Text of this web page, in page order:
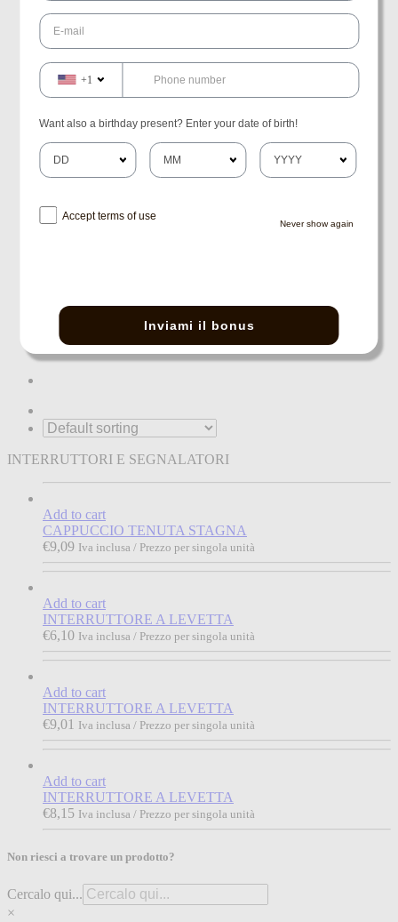
MOTORE
LUBRIFICAZIONE
LUBRIFICAZIONE
SPECCHI RETROVISORI
MOTORI COMPLETI
TRATTORINI
SEDILE
INTERRUTTORI E SEGNALATORI
Add to cart
CAPPUCCIO TENUTA STAGNA
€9,09 Iva inclusa / Prezzo per singola unità
Add to cart
INTERRUTTORE A LEVETTA
€6,10 Iva inclusa / Prezzo per singola unità
Add to cart
INTERRUTTORE A LEVETTA
€9,01 Iva inclusa / Prezzo per singola unità
Add to cart
INTERRUTTORE A LEVETTA
€8,15 Iva inclusa / Prezzo per singola unità
Non riesci a trovare un prodotto?
Cercalo qui...
×
+1
Want also a birthday present? Enter your date of birth!
Accept terms of use
Never show again
Inviami il bonus